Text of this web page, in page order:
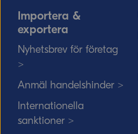
Importera &
exportera
Nyhetsbrev för företag
>
Anmäl handelshinder >
Internationella
sanktioner >